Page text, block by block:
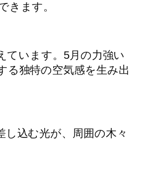
きます。
ています。5月の力強い
る独特の空気感を生み出
込む光が、周囲の木々